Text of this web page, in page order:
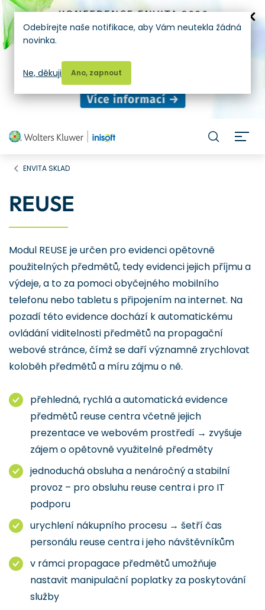
ENVITA SKLAD
REUSE
Modul REUSE je určen pro evidenci opětovně
použitelných předmětů, tedy evidenci jejich příjmu a
výdeje, a to za pomoci obyčejného mobilního
telefonu nebo tabletu s připojením na internet. Na
pozadí této evidence dochází k automatickému
ovládání viditelnosti předmětů na propagační
webové stránce, čímž se daří významně zrychlovat
koloběh předmětů a míru zájmu o ně.
přehledná, rychlá a automatická evidence
předmětů reuse centra včetně jejich
prezentace ve webovém prostředí → zvyšuje
zájem o opětovně využitelné předměty
jednoduchá obsluha a nenáročný a stabilní
provoz – pro obsluhu reuse centra i pro IT
podporu
urychlení nákupního procesu → šetří čas
personálu reuse centra i jeho návštěvníkům
v rámci propagace předmětů umožňuje
nastavit manipulační poplatky za poskytování
služby
Odebírejte naše notifikace, aby Vám neutekla žádná
novinka.
Ano, zapnout
Ne, děkuji